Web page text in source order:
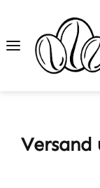
Zum Hauptinhalt
Versand